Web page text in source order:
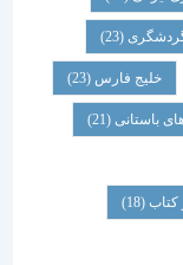
(23)
فارس(23)
(21)